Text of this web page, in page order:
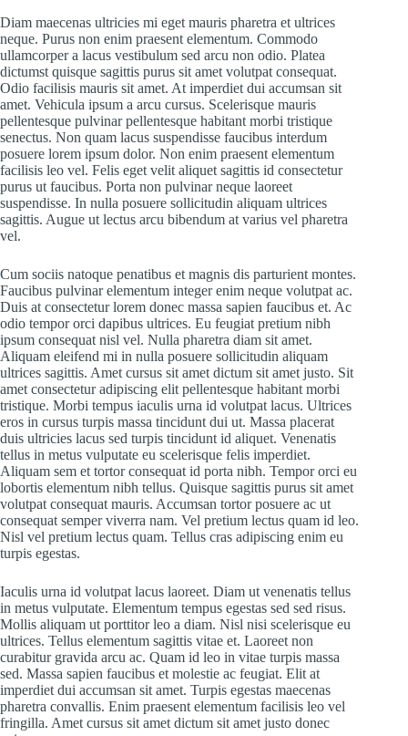
Diam maecenas ultricies mi eget mauris pharetra et ultrices
neque. Purus non enim praesent elementum. Commodo
ullamcorper a lacus vestibulum sed arcu non odio. Platea
dictumst quisque sagittis purus sit amet volutpat consequat.
Odio facilisis mauris sit amet. At imperdiet dui accumsan sit
amet. Vehicula ipsum a arcu cursus. Scelerisque mauris
pellentesque pulvinar pellentesque habitant morbi tristique
senectus. Non quam lacus suspendisse faucibus interdum
posuere lorem ipsum dolor. Non enim praesent elementum
facilisis leo vel. Felis eget velit aliquet sagittis id consectetur
purus ut faucibus. Porta non pulvinar neque laoreet
suspendisse. In nulla posuere sollicitudin aliquam ultrices
sagittis. Augue ut lectus arcu bibendum at varius vel pharetra
vel.
Cum sociis natoque penatibus et magnis dis parturient montes.
Faucibus pulvinar elementum integer enim neque volutpat ac.
Duis at consectetur lorem donec massa sapien faucibus et. Ac
odio tempor orci dapibus ultrices. Eu feugiat pretium nibh
ipsum consequat nisl vel. Nulla pharetra diam sit amet.
Aliquam eleifend mi in nulla posuere sollicitudin aliquam
ultrices sagittis. Amet cursus sit amet dictum sit amet justo. Sit
amet consectetur adipiscing elit pellentesque habitant morbi
tristique. Morbi tempus iaculis urna id volutpat lacus. Ultrices
eros in cursus turpis massa tincidunt dui ut. Massa placerat
duis ultricies lacus sed turpis tincidunt id aliquet. Venenatis
tellus in metus vulputate eu scelerisque felis imperdiet.
Aliquam sem et tortor consequat id porta nibh. Tempor orci eu
lobortis elementum nibh tellus. Quisque sagittis purus sit amet
volutpat consequat mauris. Accumsan tortor posuere ac ut
consequat semper viverra nam. Vel pretium lectus quam id leo.
Nisl vel pretium lectus quam. Tellus cras adipiscing enim eu
turpis egestas.
Iaculis urna id volutpat lacus laoreet. Diam ut venenatis tellus
in metus vulputate. Elementum tempus egestas sed sed risus.
Mollis aliquam ut porttitor leo a diam. Nisl nisi scelerisque eu
ultrices. Tellus elementum sagittis vitae et. Laoreet non
curabitur gravida arcu ac. Quam id leo in vitae turpis massa
sed. Massa sapien faucibus et molestie ac feugiat. Elit at
imperdiet dui accumsan sit amet. Turpis egestas maecenas
pharetra convallis. Enim praesent elementum facilisis leo vel
fringilla. Amet cursus sit amet dictum sit amet justo donec